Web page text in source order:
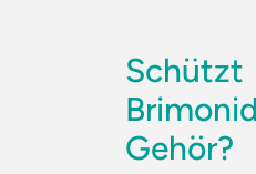
Schützt
Gehör?